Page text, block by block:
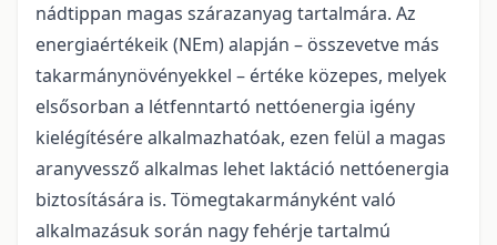
nádtippan magas szárazanyag tartalmára. Az
energiaértékeik (NEm) alapján – összevetve más
takarmánynövényekkel – értéke közepes, melyek
elsősorban a létfenntartó nettóenergia igény
kielégítésére alkalmazhatóak, ezen felül a magas
aranyvessző alkalmas lehet laktáció nettóenergia
biztosítására is. Tömegtakarmányként való
alkalmazásuk során nagy fehérje tartalmú